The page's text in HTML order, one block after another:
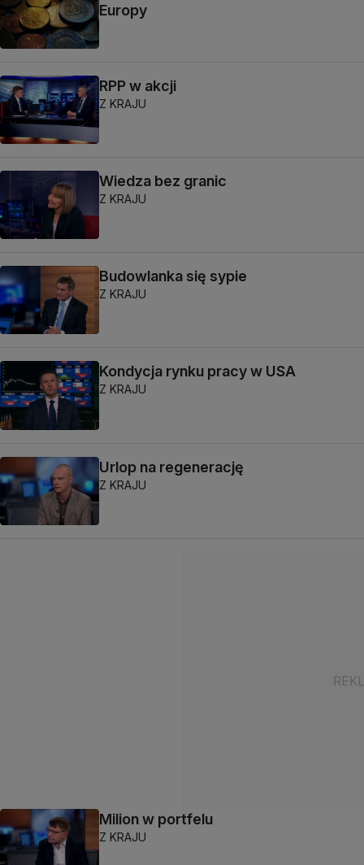
Europy
RPP w akcji
Z KRAJU
Wiedza bez granic
Z KRAJU
Budowlanka się sypie
Z KRAJU
Kondycja rynku pracy w USA
Z KRAJU
Urlop na regenerację
Z KRAJU
Milion w portfelu
Z KRAJU